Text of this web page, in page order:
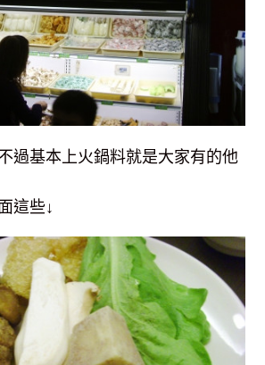
過基本上火鍋料就是大家有的他
這些↓